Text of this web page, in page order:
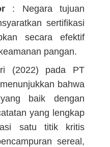
: Negara tujuan
sertifikasi
secara efektif
pangan.
(2022) pada PT
bahwa
baik dengan
yang lengkap
satu titik kritis
sereal,